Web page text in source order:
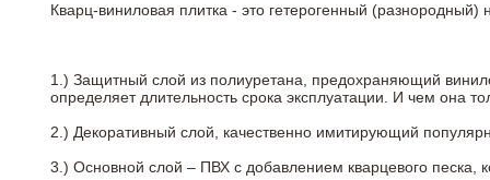
Кварц-виниловая плитка - это гетерогенный
1.) Защитный слой из полиуретана, предохраняющий
определяет длительность срока эксплуатации. И чем она
2.) Декоративный слой, качественно имитирующий
3.) Основной слой – ПВХ с добавлением кварцевого песка,